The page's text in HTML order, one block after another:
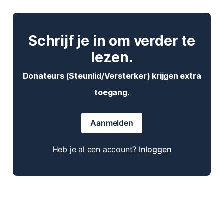
Schrijf je in om verder te
lezen.
Donateurs (Steunlid/Versterker) krijgen extra
toegang.
Aanmelden
Heb je al een account? Inloggen